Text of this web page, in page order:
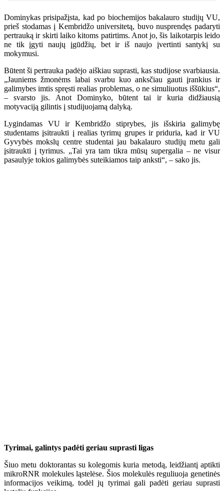
Dominykas prisipažįsta, kad po biochemijos bakalauro studijų VU,
prieš stodamas į Kembridžo universitetą, buvo nusprendęs padaryti
pertrauką ir skirti laiko kitoms patirtims. Anot jo, šis laikotarpis leido
ne tik įgyti naujų įgūdžių, bet ir iš naujo įvertinti santykį su
mokymusi.
Būtent ši pertrauka padėjo aiškiau suprasti, kas studijose svarbiausia.
„Jauniems žmonėms labai svarbu kuo anksčiau gauti įrankius ir
galimybes imtis spręsti realias problemas, o ne simuliuotus iššūkius“,
– svarsto jis. Anot Dominyko, būtent tai ir kuria didžiausią
motyvaciją gilintis į studijuojamą dalyką.
Lygindamas VU ir Kembridžo stiprybes, jis išskiria galimybę
studentams įsitraukti į realias tyrimų grupes ir priduria, kad ir VU
Gyvybės mokslų centre studentai jau bakalauro studijų metu gali
įsitraukti į tyrimus. „Tai yra tam tikra mūsų supergalia – ne visur
pasaulyje tokios galimybės suteikiamos taip anksti“, – sako jis.
Tyrimai, galintys padėti geriau suprasti ligas
Šiuo metu doktorantas su kolegomis kuria metodą, leidžiantį aptikti
mikroRNR molekules ląstelėse. Šios molekulės reguliuoja genetinės
informacijos veikimą, todėl jų tyrimai gali padėti geriau suprasti